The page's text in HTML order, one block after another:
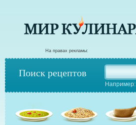
На правах рекламы:
Поиск рецептов
Например: